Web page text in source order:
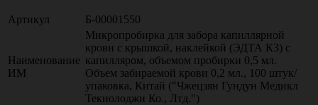
Артикул Б-00001550
Наименование
ИМ
Микропробирка для забора капиллярной
крови с крышкой, наклейкой (ЭДТА К3) с
капилляром, объемом пробирки 0,5 мл.
Объем забираемой крови 0,2 мл., 100 штук/
упаковка, Китай ("Чжецзян Гундун Медикл
Текнолоджи Ко., Лтд.")